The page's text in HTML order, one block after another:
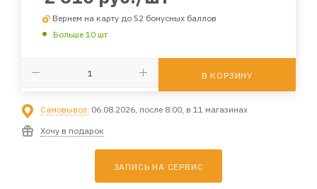
Вернем на карту до 52 бонусных баллов
Больше 10 шт
В КОРЗИНУ
Самовывоз: 06.08.2026, после 8:00, в 11 магазинах
Хочу в подарок
ЗАПИСЬ НА СЕРВИС